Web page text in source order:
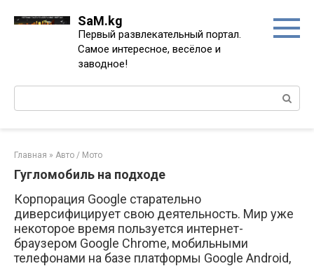
SaM.kg
Первый развлекательный портал.
Самое интересное, весёлое и
заводное!
Поиск:
Главная » Авто / Мото
Гугломобиль на подходе
Корпорация Google старательно
диверсифицирует свою деятельность. Мир уже
некоторое время пользуется интернет-
браузером Google Chrome, мобильными
телефонами на базе платформы Google Android,